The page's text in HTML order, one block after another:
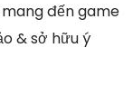
đến game
& sở hữu ý